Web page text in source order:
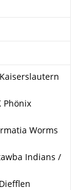
Kaiserslautern
Phönix
Worms
Indians /